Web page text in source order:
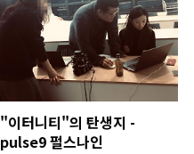
"이터니티"의 탄생지 -
pulse9 펄스나인